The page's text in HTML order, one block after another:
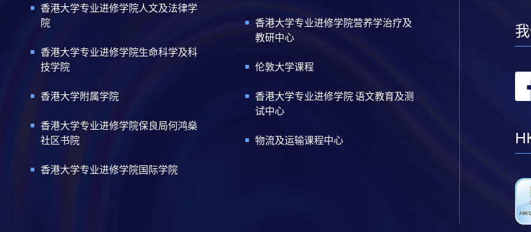
香港大学专业进修学院人文及法律学
院
香港大学专业进修学院生命科学及科
技学院
香港大学附属学院
香港大学专业进修学院保良局何鸿燊
社区书院
香港大学专业进修学院国际学院
香港大学专业进修学院营养学治疗及
教研中心
伦敦大学课程
香港大学专业进修学院 语文教育及测
试中心
物流及运输课程中心